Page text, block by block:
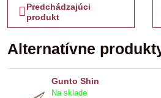
Predchádzajúci
produkt
Alternatívne
Gunto Shin
Na sklade